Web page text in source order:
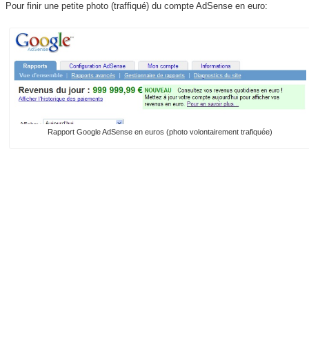
Pour finir une petite photo (traffiqué) du compte AdSense en euro:
Rapport Google AdSense en euros (photo volontairement trafiquée)